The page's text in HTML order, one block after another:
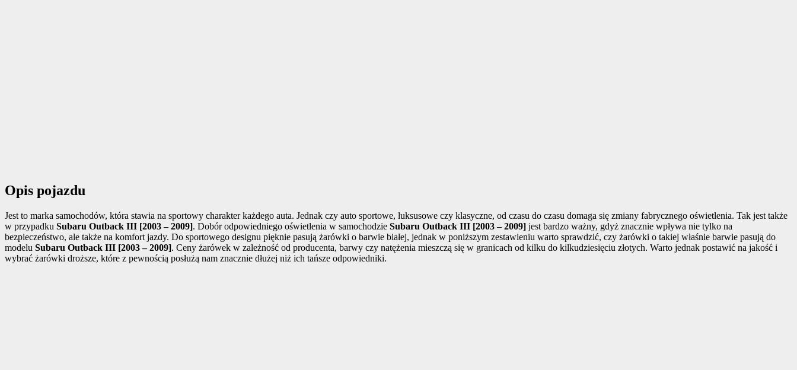
Opis pojazdu
Jest to marka samochodów, która stawia na sportowy charakter każdego auta. Jednak czy auto sportowe, luksusowe czy klasyczne, od czasu do czasu domaga się zmiany fabrycznego oświetlenia. Tak jest także
w przypadku Subaru Outback III [2003 – 2009]. Dobór odpowiedniego oświetlenia w samochodzie Subaru Outback III [2003 – 2009] jest bardzo ważny, gdyż znacznie wpływa nie tylko na
bezpieczeństwo, ale także na komfort jazdy. Do sportowego designu pięknie pasują żarówki o barwie białej, jednak w poniższym zestawieniu warto sprawdzić, czy żarówki o takiej właśnie barwie pasują do
modelu Subaru Outback III [2003 – 2009]. Ceny żarówek w zależność od producenta, barwy czy natężenia mieszczą się w granicach od kilku do kilkudziesięciu złotych. Warto jednak postawić na jakość i
wybrać żarówki droższe, które z pewnością posłużą nam znacznie dłużej niż ich tańsze odpowiedniki.